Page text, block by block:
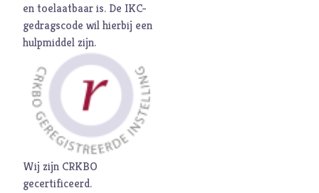
M
Maatschappij
Media
Moed
O
Oorlog
Pinksteren
Pijn
Pinksteren
Politiek
en toelaatbaar is. De IKC-
gedragscode wil hierbij een
hulpmiddel zijn.
Wij zijn CRKBO
gecertificeerd.